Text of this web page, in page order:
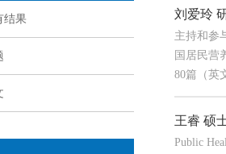
结果 刘爱玲
主持和参
国居民营
80篇（英
王睿 硕
Public